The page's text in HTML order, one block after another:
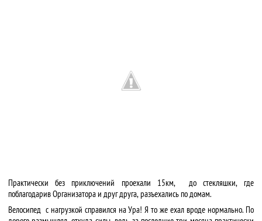
Практически без приключений проехали 15км, до стекляшки, где
поблагодарив Организатора и друг друга, разъехались по домам.
Велосипед с нагрузкой справился на Ура! Я то же ехал вроде нормально. По